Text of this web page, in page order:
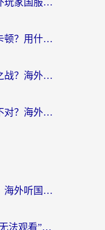
匈牙利怎么玩逐鹿九州？海外玩家国服游戏加速器终极指南（附永劫无间荣耀新三国解决方案）
海外玩决战！平安京总掉帧卡顿？用什么加速器比较好？实测指南来了
巴西怎么玩变形金刚：地球之战？海外玩家国服游戏加速终极指南（附新诛仙延迟密室逃脱18解决办法）
在国外最终幻想14加速器选不对？海外玩家的国服游戏加速避坑指南
汽水音乐地区限制怎么解决？海外听国内音乐的实用指南来了
在海外看视频总遇“地区权限无法观看”？这篇攻略帮你轻松解锁国内影视动漫